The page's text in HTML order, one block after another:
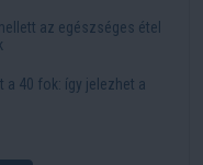
az egészséges étel
a 40 fok: így jelezhet a